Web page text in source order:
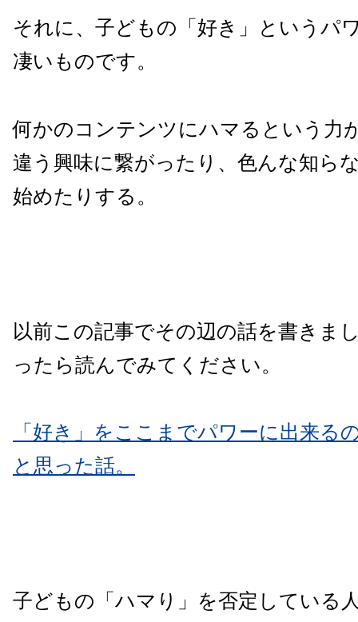
それに、子どもの「好き」というパ
凄いものです。
何かのコンテンツにハマるという力
違う興味に繋がったり、色んな知ら
始めたりする。
以前この記事でその辺の話を書きま
ったら読んでみてください。
「好き」をここまでパワーに出来る
と思った話。
子どもの「ハマり」を否定している